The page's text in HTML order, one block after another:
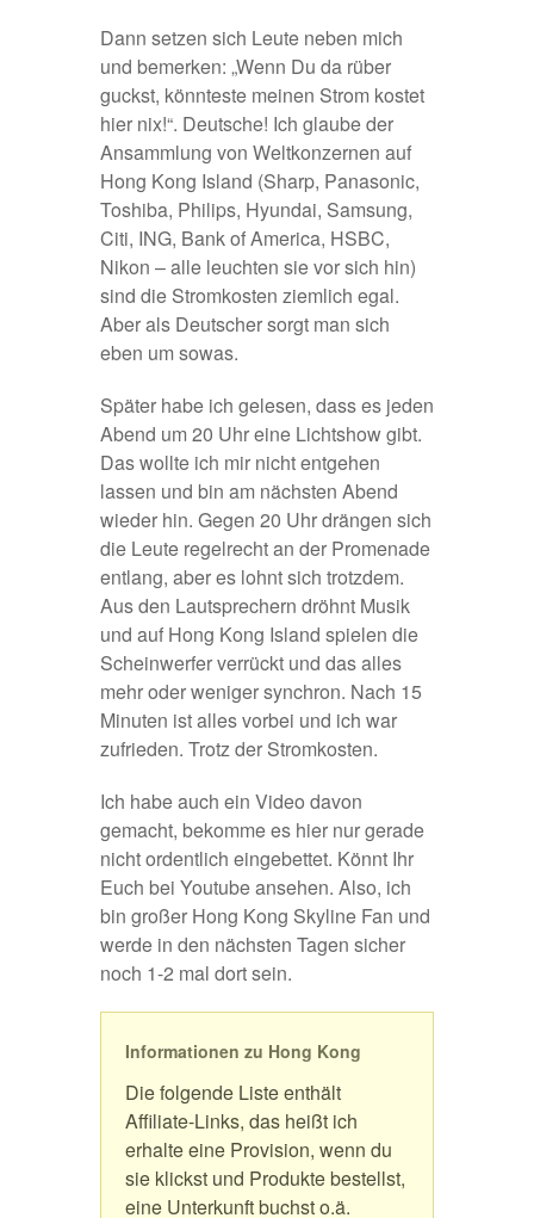
Dann setzen sich Leute neben mich
und bemerken: „Wenn Du da rüber
guckst, könnteste meinen Strom kostet
hier nix!“. Deutsche! Ich glaube der
Ansammlung von Weltkonzernen auf
Hong Kong Island (Sharp, Panasonic,
Toshiba, Philips, Hyundai, Samsung,
Citi, ING, Bank of America, HSBC,
Nikon – alle leuchten sie vor sich hin)
sind die Stromkosten ziemlich egal.
Aber als Deutscher sorgt man sich
eben um sowas.
Später habe ich gelesen, dass es jeden
Abend um 20 Uhr eine Lichtshow gibt.
Das wollte ich mir nicht entgehen
lassen und bin am nächsten Abend
wieder hin. Gegen 20 Uhr drängen sich
die Leute regelrecht an der Promenade
entlang, aber es lohnt sich trotzdem.
Aus den Lautsprechern dröhnt Musik
und auf Hong Kong Island spielen die
Scheinwerfer verrückt und das alles
mehr oder weniger synchron. Nach 15
Minuten ist alles vorbei und ich war
zufrieden. Trotz der Stromkosten.
Ich habe auch ein Video davon
gemacht, bekomme es hier nur gerade
nicht ordentlich eingebettet. Könnt Ihr
Euch bei Youtubeansehen. Also, ich
bin großer Hong Kong Skyline Fan und
werde in den nächsten Tagen sicher
noch 1-2 mal dort sein.
Informationen zu Hong Kong
Die folgende Liste enthält
Affiliate-Links, das heißt ich
erhalte eine Provision, wenn du
sie klickst und Produkte bestellst,
eine Unterkunft buchst o.ä.